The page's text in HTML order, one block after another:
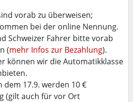
vorab zu überweisen;
bei der online Nennung.
Schweizer Fahrer bitte vorab
(mehr Infos zur Bezahlung).
können wir die Automatikklasse
dem 17.9. werden 10 €
(gilt auch für vor Ort